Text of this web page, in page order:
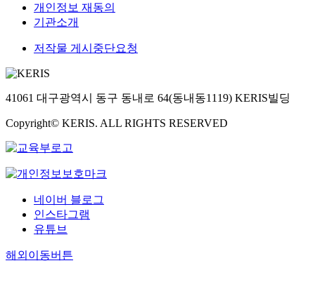
개인정보 재동의
기관소개
저작물 게시중단요청
41061 대구광역시 동구 동내로 64(동내동1119) KERIS빌딩
Copyright© KERIS. ALL RIGHTS RESERVED
네이버 블로그
인스타그램
유튜브
해외이동버튼